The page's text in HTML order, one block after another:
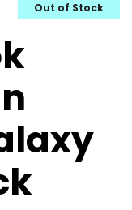
Out of Stock